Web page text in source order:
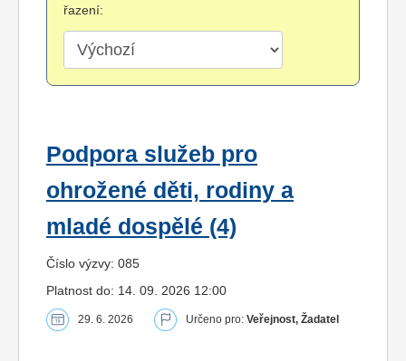
řazení:
Podpora služeb pro
ohrožené děti, rodiny a
mladé dospělé (4)
Číslo výzvy: 085
Platnost do: 14. 09. 2026 12:00
29. 6. 2026 Určeno pro: Veřejnost, Žadatel